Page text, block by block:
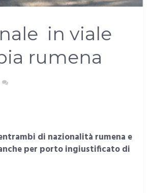
in viale
rumena
di nazionalità rumena e
per porto ingiustificato di